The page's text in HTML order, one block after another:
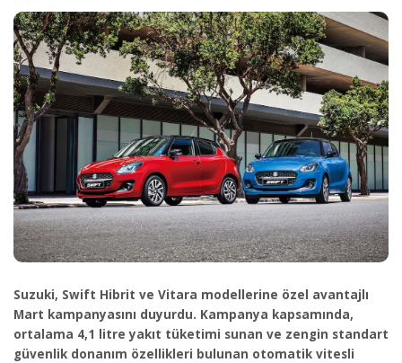
Suzuki, Swift Hibrit ve Vitara modellerine özel avantajlı
Mart kampanyasını duyurdu. Kampanya kapsamında,
ortalama 4,1 litre yakıt tüketimi sunan ve zengin standart
güvenlik donanım özellikleri bulunan otomatik vitesli